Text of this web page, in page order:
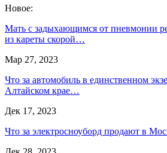
Новое:
Мать с задыхающимся от пневмонии
из кареты скорой…
Мар 27, 2023
Что за автомобиль в единственном
Алтайском крае…
Дек 17, 2023
Что за электросноуборд продают в